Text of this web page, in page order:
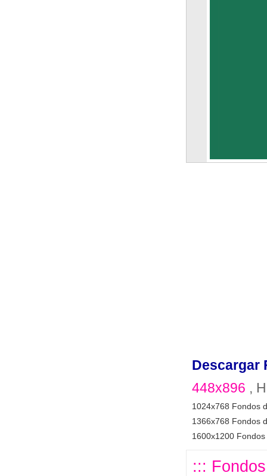
Descargar
448x896 ,
1024x768 Fondos
1366x768 Fondos
1600x1200
:::